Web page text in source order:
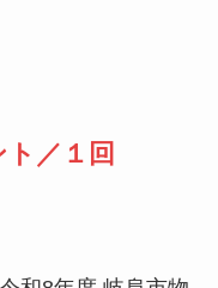
ト／１回